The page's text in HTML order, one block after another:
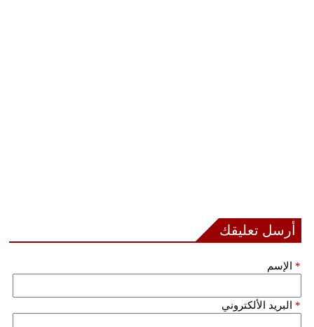
فيديو
سيارات
أرسل تعليقك
الإسم *
البريد الألكتروني *